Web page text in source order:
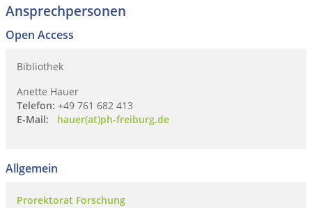
Ansprechpersonen
Open Access
Bibliothek
Anette Hauer
Telefon: +49 761 682 413
E-Mail: hauer(at)ph-freiburg.de
Allgemein
Prorektorat Forschung